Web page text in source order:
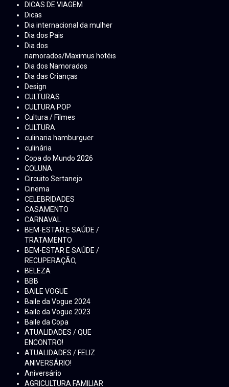
DICAS DE VIAGEM
Dicas
Dia internacional da mulher
Dia dos Pais
Dia dos
namorados/Maximus hotéis
Dia dos Namorados
Dia das Crianças
Design
CULTURAS
CULTURA POP
Cultura / Filmes
CULTURA
culinaria hamburguer
culinária
Copa do Mundo 2026
COLUNA
Circuito Sertanejo
Cinema
CELEBRIDADES
CASAMENTO
CARNAVAL
BEM-ESTAR E SAÚDE /
TRATAMENTO
BEM-ESTAR E SAÚDE /
RECUPERAÇÃO,
BELEZA
BBB
BAILE VOGUE
Baile da Vogue 2024
Baile da Vogue 2023
Baile da Copa
ATUALIDADES / QUE
ENCONTRO!
ATUALIDADES / FELIZ
ANIVERSÁRIO!
Aniversário
AGRICULTURA FAMILIAR